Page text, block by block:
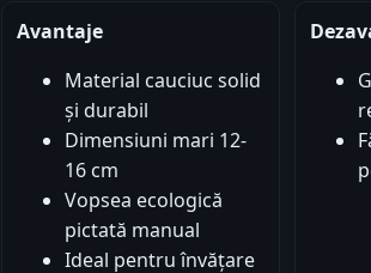
Avantaje
Material cauciuc solid
și durabil
Dimensiuni mari 12-
16 cm
Vopsea ecologică
pictată manual
Ideal pentru învățare